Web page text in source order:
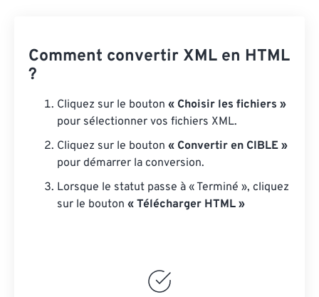
Comment convertir XML en HTML
?
Cliquez sur le bouton « Choisir les fichiers »
pour sélectionner vos fichiers XML.
Cliquez sur le bouton « Convertir en CIBLE »
pour démarrer la conversion.
Lorsque le statut passe à « Terminé », cliquez
sur le bouton « Télécharger HTML »